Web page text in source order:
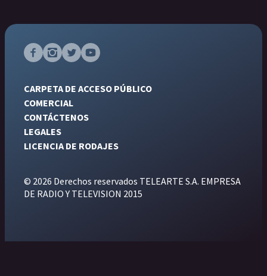
CARPETA DE ACCESO PÚBLICO
COMERCIAL
CONTÁCTENOS
LEGALES
LICENCIA DE RODAJES
© 2026 Derechos reservados TELEARTE S.A. EMPRESA
DE RADIO Y TELEVISION 2015